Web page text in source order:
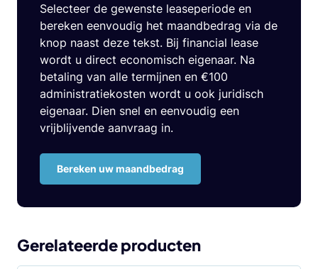
Selecteer de gewenste leaseperiode en
bereken eenvoudig het maandbedrag via de
knop naast deze tekst. Bij financial lease
wordt u direct economisch eigenaar. Na
betaling van alle termijnen en €100
administratiekosten wordt u ook juridisch
eigenaar. Dien snel en eenvoudig een
vrijblijvende aanvraag in.
Bereken uw maandbedrag
Gerelateerde producten